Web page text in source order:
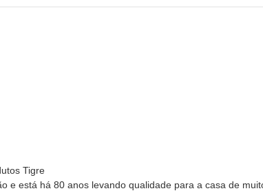
Tigre
e está há 80 anos levando qualidade para a casa de